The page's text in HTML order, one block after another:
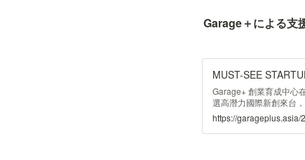
Garage＋による支
MUST-SEE
Garage+ 創業育成中心
選高潛力國際新創來台
力產業資源。
https://garageplus.asia/